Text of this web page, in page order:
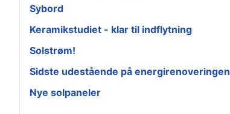
Sybord
Keramikstudiet - klar til indflytning
Solstrøm!
Sidste udestående på energirenoveringen
Nye solpaneler